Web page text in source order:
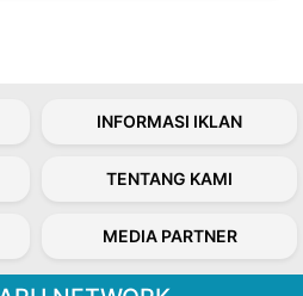
INFORMASI IKLAN
TENTANG KAMI
MEDIA PARTNER